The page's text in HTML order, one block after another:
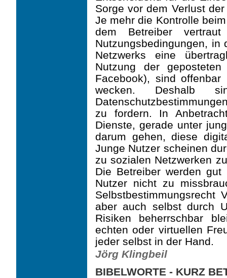
Sorge vor dem Verlust
Je mehr die Kontrolle
dem Betreiber
Nutzungsbedingungen, in
Netzwerks eine
Nutzung der
Facebook), sind
wecken. Deshalb
zu fordern. In
Dienste, gerade unter
darum gehen, diese
Junge Nutzer scheinen
zu sozialen Netzwerken
Die Betreiber werden
Nutzer nicht zu
Selbst­bestimmungsrecht
aber auch selbst durch
Risiken beherrschbar
echten oder virtuellen
jeder selbst in der Hand.
Jörg Klingbeil
BIBELWORTE - KURZ